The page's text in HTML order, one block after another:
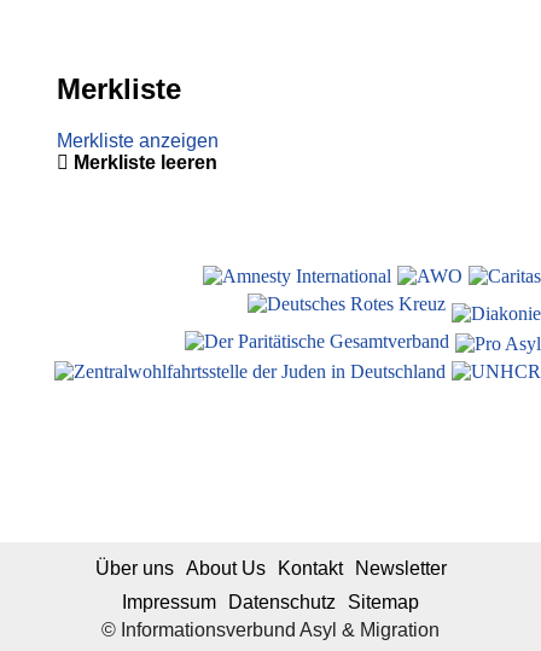
Merkliste
Merkliste anzeigen
Merkliste leeren
© Informationsverbund Asyl & Migration
Über uns About Us Kontakt
Newsletter
Impressum
Datenschutz Sitemap